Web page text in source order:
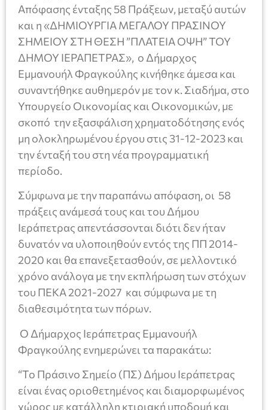
Απόφασης ένταξης 58 Πράξεων, μεταξύ αυτών
και η «ΔΗΜΙΟΥΡΓΙΑ ΜΕΓΑΛΟΥ ΠΡΑΣΙΝΟΥ
ΣΗΜΕΙΟΥ ΣΤΗ ΘΕΣΗ ”ΠΛΑΤΕΙΑ ΌΨΗ” ΤΟΥ
ΔΗΜΟΥ ΙΕΡΑΠΕΤΡΑΣ», ο Δήμαρχος
Εμμανουήλ Φραγκούλης κινήθηκε άμεσα και
συναντήθηκε αυθημερόν με τον κ. Σιαδήμα, στο
Υπουργείο Οικονομίας και Οικονομικών, με
σκοπό την εξασφάλιση χρηματοδότησης ενός
μη ολοκληρωμένου έργου στις 31-12-2023 και
την ένταξή του στη νέα προγραμματική
περίοδο.
Σύμφωνα με την παραπάνω απόφαση, οι 58
πράξεις ανάμεσά τους και του Δήμου
Ιεράπετρας απεντάσσονται διότι δεν ήταν
δυνατόν να υλοποιηθούν εντός της ΠΠ 2014-
2020 και θα επανεξετασθούν, σε μελλοντικό
χρόνο ανάλογα με την εκπλήρωση των στόχων
του ΠΕΚΑ 2021-2027 και σύμφωνα με τη
διαθεσιμότητα των πόρων.
Ο Δήμαρχος Ιεράπετρας Εμμανουήλ
Φραγκούλης ενημερώνει τα παρακάτω:
“Το Πράσινο Σημείο (ΠΣ) Δήμου Ιεράπετρας
είναι ένας οριοθετημένος και διαμορφωμένος
χώρος με κατάλληλη κτιριακή υποδομή και